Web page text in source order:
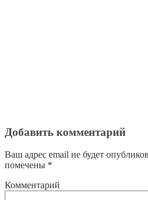
Добавить комментарий
Ваш адрес email не будет
помечены *
Комментарий